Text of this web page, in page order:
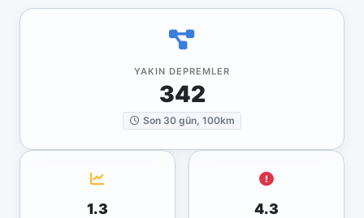
YAKIN DEPREMLER
342
Son 30 gün, 100km
1.3 4.3